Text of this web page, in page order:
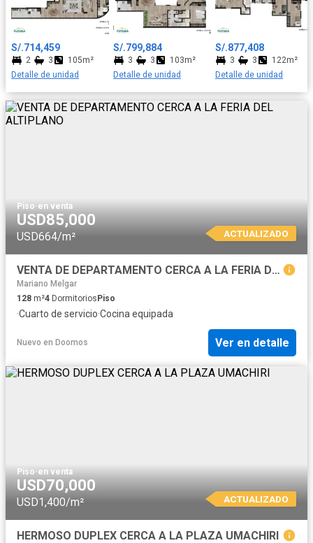
S/.714,459
2 3
105m²
Detalle de unidad
S/.799,884
3 3
103m²
Detalle de unidad
S/.877,408
3 3
122m²
Detalle de unidad
Piso·en venta
USD85,000
USD664/m² ACTUALIZADO
VENTA DE DEPARTAMENTO CERCA A LA FERIA DEL ALTIPLANO
Mariano Melgar
128 m²4 Dormitorios Piso
·Cuarto de servicio·Cocina equipada
Nuevo en Doomos Ver en detalle
Piso·en venta
USD70,000
USD1,400/m² ACTUALIZADO
HERMOSO DUPLEX CERCA A LA PLAZA UMACHIRI